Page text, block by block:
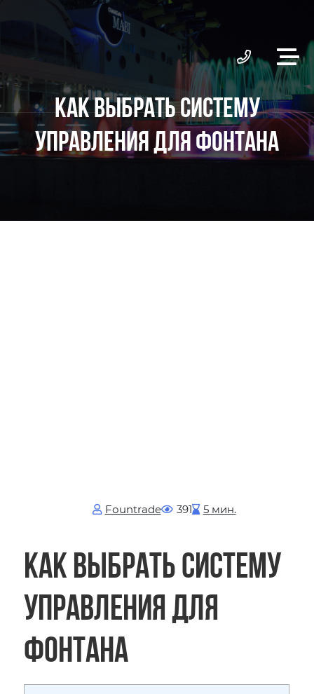
КАК ВЫБРАТЬ СИСТЕМУ
УПРАВЛЕНИЯ ДЛЯ ФОНТАНА
Fоuntrade 391 5 мин.
Как выбрать систему
управления для
фонтана